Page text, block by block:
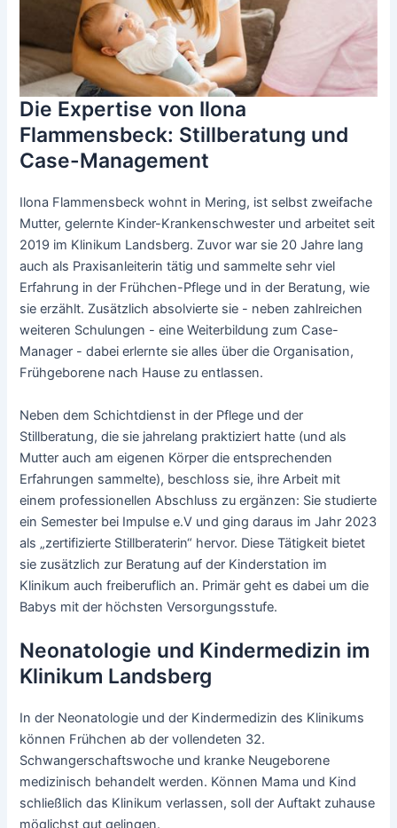
Die Expertise von Ilona
Flammensbeck: Stillberatung und
Case-Management
Ilona Flammensbeck wohnt in Mering, ist selbst zweifache
Mutter, gelernte Kinder-Krankenschwester und arbeitet seit
2019 im Klinikum Landsberg. Zuvor war sie 20 Jahre lang
auch als Praxisanleiterin tätig und sammelte sehr viel
Erfahrung in der Frühchen-Pflege und in der Beratung, wie
sie erzählt. Zusätzlich absolvierte sie - neben zahlreichen
weiteren Schulungen - eine Weiterbildung zum Case-
Manager - dabei erlernte sie alles über die Organisation,
Frühgeborene nach Hause zu entlassen.
Neben dem Schichtdienst in der Pflege und der
Stillberatung, die sie jahrelang praktiziert hatte (und als
Mutter auch am eigenen Körper die entsprechenden
Erfahrungen sammelte), beschloss sie, ihre Arbeit mit
einem professionellen Abschluss zu ergänzen: Sie studierte
ein Semester bei Impulse e.V und ging daraus im Jahr 2023
als „zertifizierte Stillberaterin“ hervor. Diese Tätigkeit bietet
sie zusätzlich zur Beratung auf der Kinderstation im
Klinikum auch freiberuflich an. Primär geht es dabei um die
Babys mit der höchsten Versorgungsstufe.
Neonatologie und Kindermedizin im
Klinikum Landsberg
In der Neonatologie und der Kindermedizin des Klinikums
können Frühchen ab der vollendeten 32.
Schwangerschaftswoche und kranke Neugeborene
medizinisch behandelt werden. Können Mama und Kind
schließlich das Klinikum verlassen, soll der Auftakt zuhause
möglichst gut gelingen.